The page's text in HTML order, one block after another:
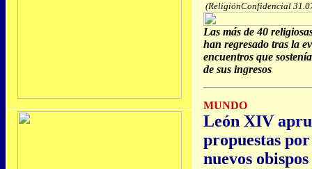
(ReligiónConfidencial
Las más de 40
han regresado tras la
encuentros que
de sus ingresos
MUNDO
León XIV
propuestas
nuevos